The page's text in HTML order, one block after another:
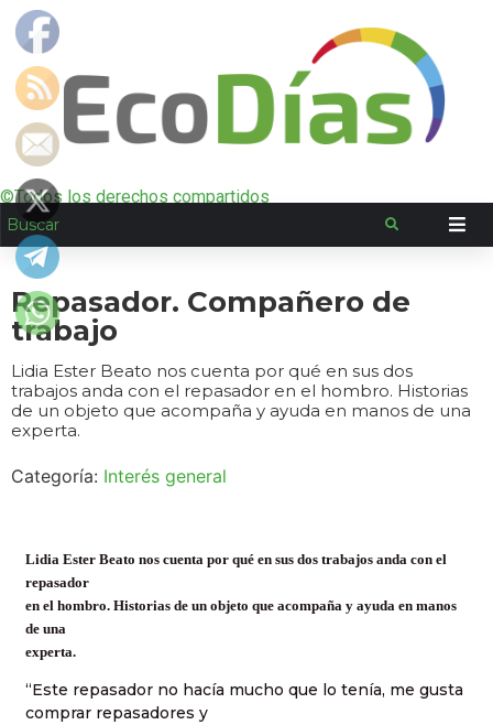
©Todos los derechos compartidos
Repasador. Compañero de
trabajo
Lidia Ester Beato nos cuenta por qué en sus dos
trabajos anda con el repasador en el hombro. Historias
de un objeto que acompaña y ayuda en manos de una
experta.
Categoría: Interés general
Lidia Ester Beato nos cuenta por qué en sus dos trabajos anda con el
repasador
en el hombro. Historias de un objeto que acompaña y ayuda en manos
de una
experta.
“Este repasador no hacía mucho que lo tenía, me gusta
comprar repasadores y